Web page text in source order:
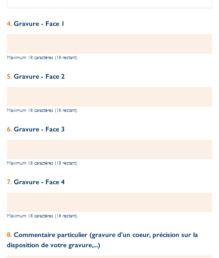
Gravure - Face 1
Maximum 18 caractères (18 restant)
Gravure - Face 2
Maximum 18 caractères (18 restant)
Gravure - Face 3
Maximum 18 caractères (18 restant)
Gravure - Face 4
Maximum 18 caractères (18 restant)
Commentaire particulier (gravure d'un coeur, précision sur la
disposition de votre gravure,...)